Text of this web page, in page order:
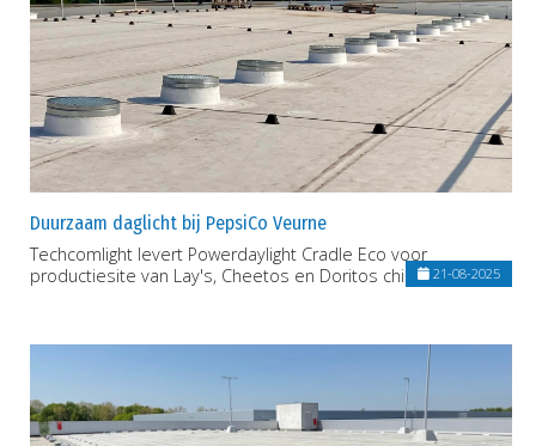
Duurzaam daglicht bij PepsiCo Veurne
Techcomlight levert Powerdaylight Cradle Eco voor
productiesite van Lay's, Cheetos en Doritos chips 21-08-2025